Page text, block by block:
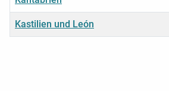
Kastilien und León